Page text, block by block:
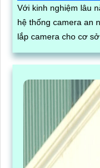
Với kinh nghiệm lâu
hệ thống camera an